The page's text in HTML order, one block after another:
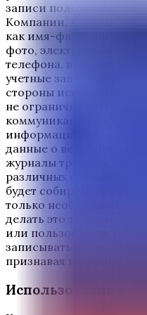
записи
Компании, которая не
как имя-фамилия,
фото, электронная
телефона, включая
учетные записи
стороны используют
не ограничиваются
коммуникации между
информация мобильной
данные о веб-сайтах, к
журналы транзакций,
различных функций на
будет собирать
только необходимые
делать это только с
или пользователя
записывать голос или
признавая и принимая
Использование